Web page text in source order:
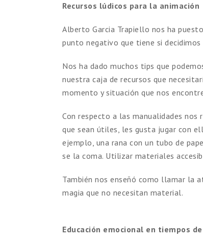
Recursos lúdicos para la animación
Alberto Garcia Trapiello nos ha
punto negativo que tiene si
Nos ha dado muchos tips que
nuestra caja de recursos que
momento y situación que nos
Con respecto a las manualidades
que sean útiles, les gusta jugar con
ejemplo, una rana con un tubo de
se la coma. Utilizar materiales
También nos enseñó como llamar la
magia que no necesitan material.
Educación emocional en tiempos